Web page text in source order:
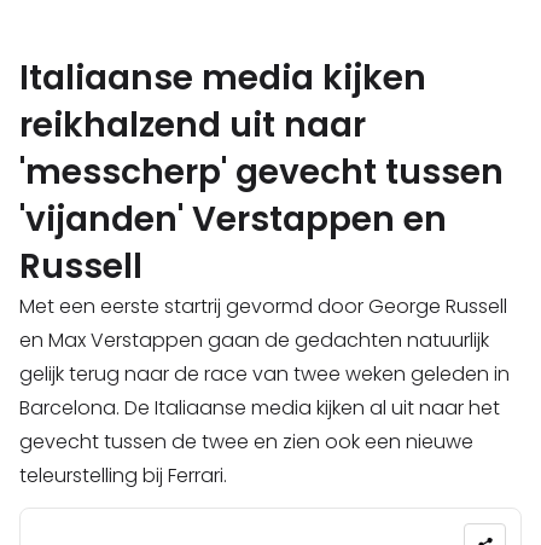
Italiaanse media kijken
reikhalzend uit naar
'messcherp' gevecht tussen
'vijanden' Verstappen en
Russell
Met een eerste startrij gevormd door George Russell
en Max Verstappen gaan de gedachten natuurlijk
gelijk terug naar de race van twee weken geleden in
Barcelona. De Italiaanse media kijken al uit naar het
gevecht tussen de twee en zien ook een nieuwe
teleurstelling bij Ferrari.